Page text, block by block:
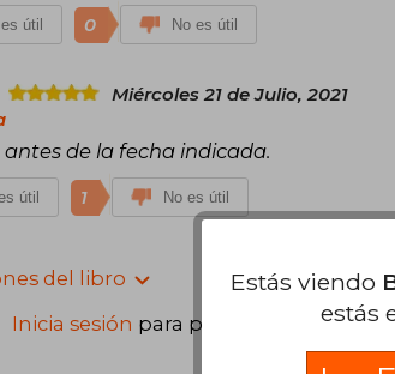
útil 0 No es útil
Miércoles 21 de Julio, 2021
antes de la fecha indicada.
útil 1 No es útil
del libro
Inicia sesión para poder agregar tu
Estás viendo
estás